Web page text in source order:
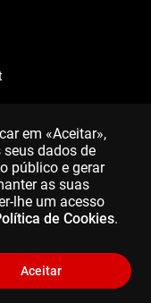
em «Aceitar»,
dados de
público e gerar
as suas
lhe um acesso
de Cookies.
Aceitar